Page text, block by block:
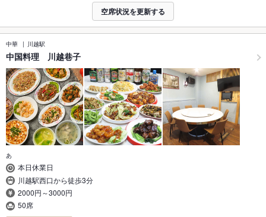
空席状況を更新する
中華 川越駅
中国料理 川越巷子
あ
本日休業日
川越駅西口から徒歩3分
2000円～3000円
50席